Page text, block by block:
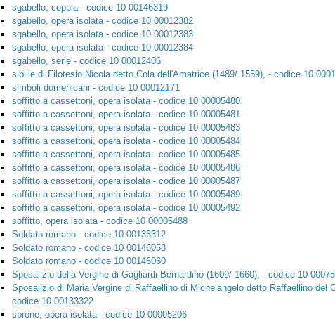
sgabello, coppia - codice 10 00146319
sgabello, opera isolata - codice 10 00012382
sgabello, opera isolata - codice 10 00012383
sgabello, opera isolata - codice 10 00012384
sgabello, serie - codice 10 00012406
sibille di Filotesio Nicola detto Cola dell'Amatrice (1489/ 1559), - codice 10
simboli domenicani - codice 10 00012171
soffitto a cassettoni, opera isolata - codice 10 00005480
soffitto a cassettoni, opera isolata - codice 10 00005481
soffitto a cassettoni, opera isolata - codice 10 00005483
soffitto a cassettoni, opera isolata - codice 10 00005484
soffitto a cassettoni, opera isolata - codice 10 00005485
soffitto a cassettoni, opera isolata - codice 10 00005486
soffitto a cassettoni, opera isolata - codice 10 00005487
soffitto a cassettoni, opera isolata - codice 10 00005489
soffitto a cassettoni, opera isolata - codice 10 00005492
soffitto, opera isolata - codice 10 00005488
Soldato romano - codice 10 00133312
Soldato romano - codice 10 00146058
Soldato romano - codice 10 00146060
Sposalizio della Vergine di Gagliardi Bernardino (1609/ 1660), - codice 10
Sposalizio di Maria Vergine di Raffaellino di Michelangelo detto Raffaellino del
codice 10 00133322
sprone, opera isolata - codice 10 00005206